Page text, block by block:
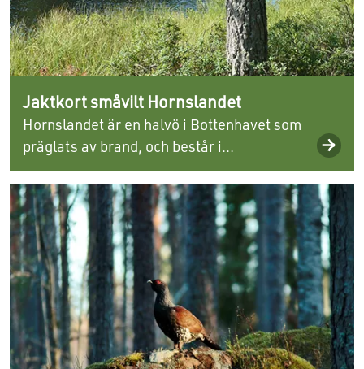
Jaktkort småvilt Hornslandet
Hornslandet är en halvö i Bottenhavet som
präglats av brand, och består i...